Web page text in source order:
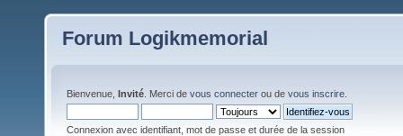
Forum Logikmemorial
Bienvenue, Invité . Merci de vous connecter ou de vous inscrire
Connexion avec identifiant, mot de passe et durée de la session